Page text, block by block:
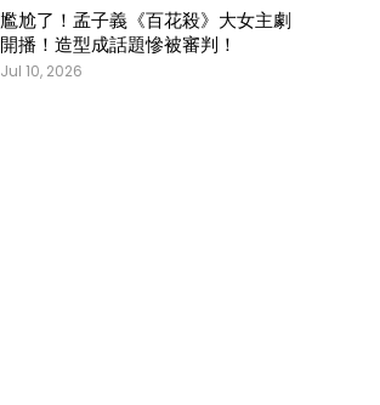
尷尬了！孟子義《百花殺》大女主劇
開播！造型成話題慘被審判！
Jul 10, 2026